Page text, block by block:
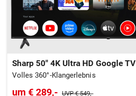
Sharp 50" 4K Ultra HD Google TV
Volles 360°-Klangerlebnis
um € 289,- UVP € 549,-